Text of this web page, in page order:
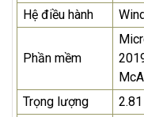
Hệ điều hành
Phần mềm
Trọng lượng